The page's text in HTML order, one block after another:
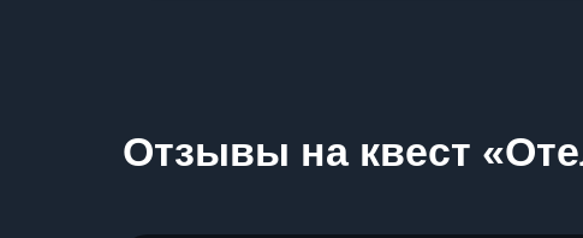
Отзывы на квест